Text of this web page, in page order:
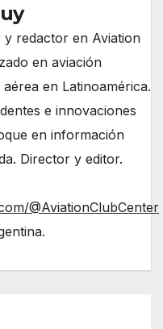
redactor en Aviation
en aviación
en Latinoamérica.
e innovaciones
en información
Director y editor.
@AviationClubCenter